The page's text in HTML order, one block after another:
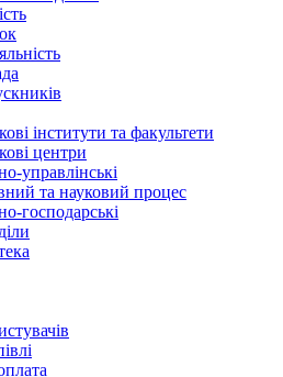
інститути та факультети
центри
управлінські
та науковий процес
господарські